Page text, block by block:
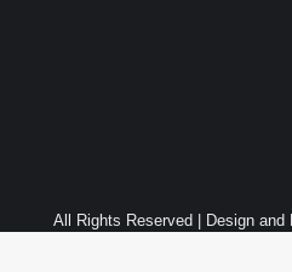
All Rights Reserved | Design and